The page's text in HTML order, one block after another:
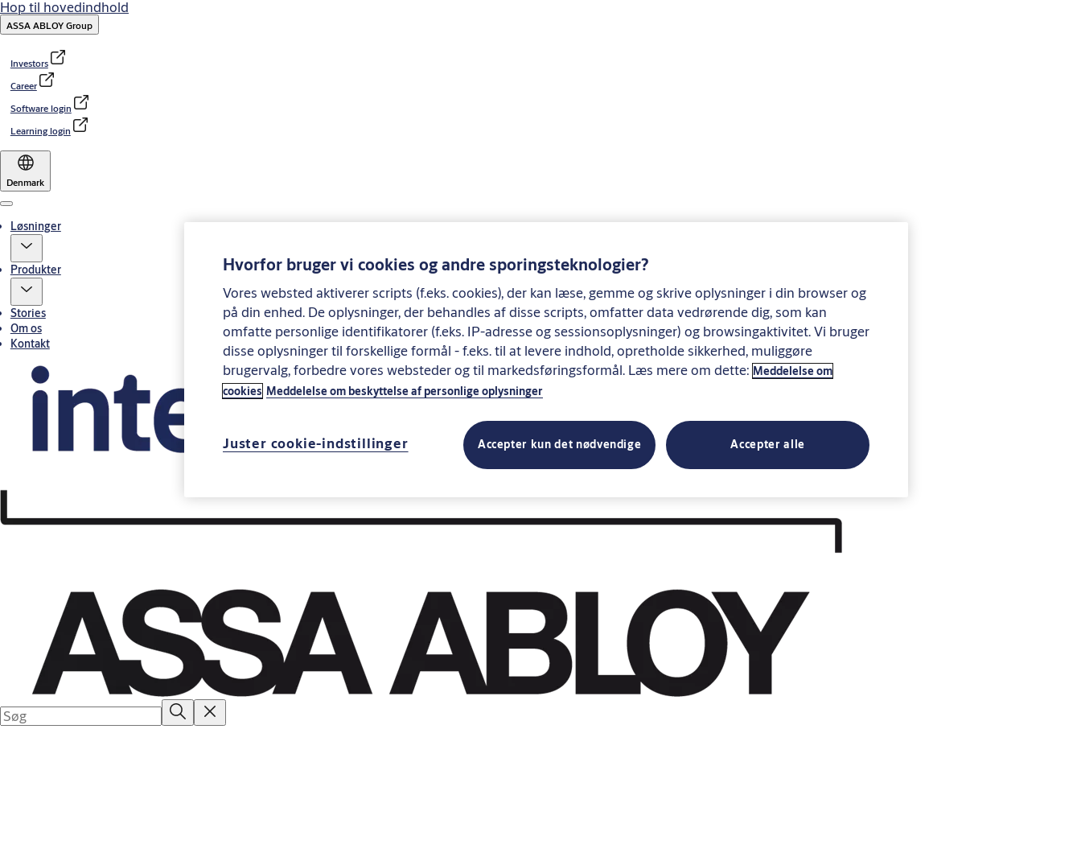
Hop til hovedindhold
ASSA ABLOY Group
Investors
Career
Software login
Learning login
Denmark
Menu
Løsninger
Produkter
Stories
Om os
Kontakt
Hvorfor bruger vi cookies og andre sporingsteknologier?
Vores websted aktiverer scripts (f.eks. cookies), der kan læse, gemme og skrive oplysninger i din browser og
på din enhed. De oplysninger, der behandles af disse scripts, omfatter data vedrørende dig, som kan
omfatte personlige identifikatorer (f.eks. IP-adresse og sessionsoplysninger) og browsingaktivitet. Vi bruger
disse oplysninger til forskellige formål - f.eks. til at levere indhold, opretholde sikkerhed, muliggøre
brugervalg, forbedre vores websteder og til markedsføringsformål. Læs mere om dette: Meddelelse om
cookies Meddelelse om beskyttelse af personlige oplysninger
Juster cookie-indstillinger Accepter kun det nødvendige Accepter alle